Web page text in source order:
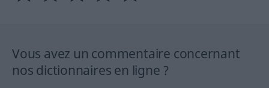
Vous avez un commentaire concernant
nos dictionnaires en ligne ?